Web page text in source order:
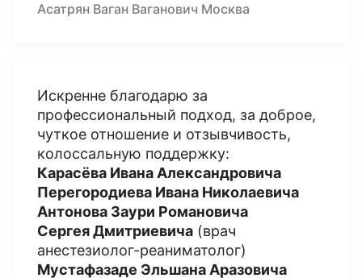
Асатрян Ваган Ваганович Москва
Искренне благодарю за
профессиональный подход, за доброе,
чуткое отношение и отзывчивость,
колоссальную поддержку:
Карасёва Ивана Александровича
Перегородиева Ивана Николаевича
Антонова Заури Романовича
Сергея Дмитриевича (врач
анестезиолог-реаниматолог)
Мустафазаде Эльшана Аразовича